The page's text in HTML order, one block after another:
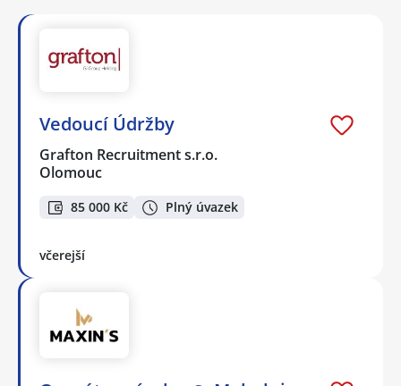
Vedoucí Údržby
Grafton Recruitment s.r.o.
Olomouc
85 000 Kč Plný úvazek
včerejší